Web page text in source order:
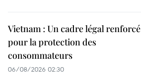
Vietnam : Un cadre légal renforcé
pour la protection des
consommateurs
06/08/2026 02:30